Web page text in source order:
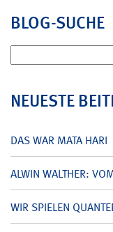
BLOG-SUCHE
nach:
NEUESTE
DAS WAR MATA HARI
ALWIN WALTHER:
WIR SPIELEN